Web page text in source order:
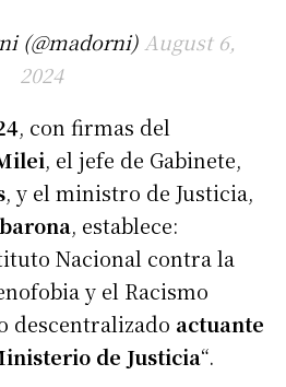
(@madorni) August 6,
2024
, con firmas del
, el jefe de Gabinete,
, y el ministro de Justicia,
, establece:
Nacional contra la
y el Racismo
descentralizado actuante
de Justicia“.